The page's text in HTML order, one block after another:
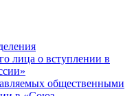
лица о вступлении в
общественными